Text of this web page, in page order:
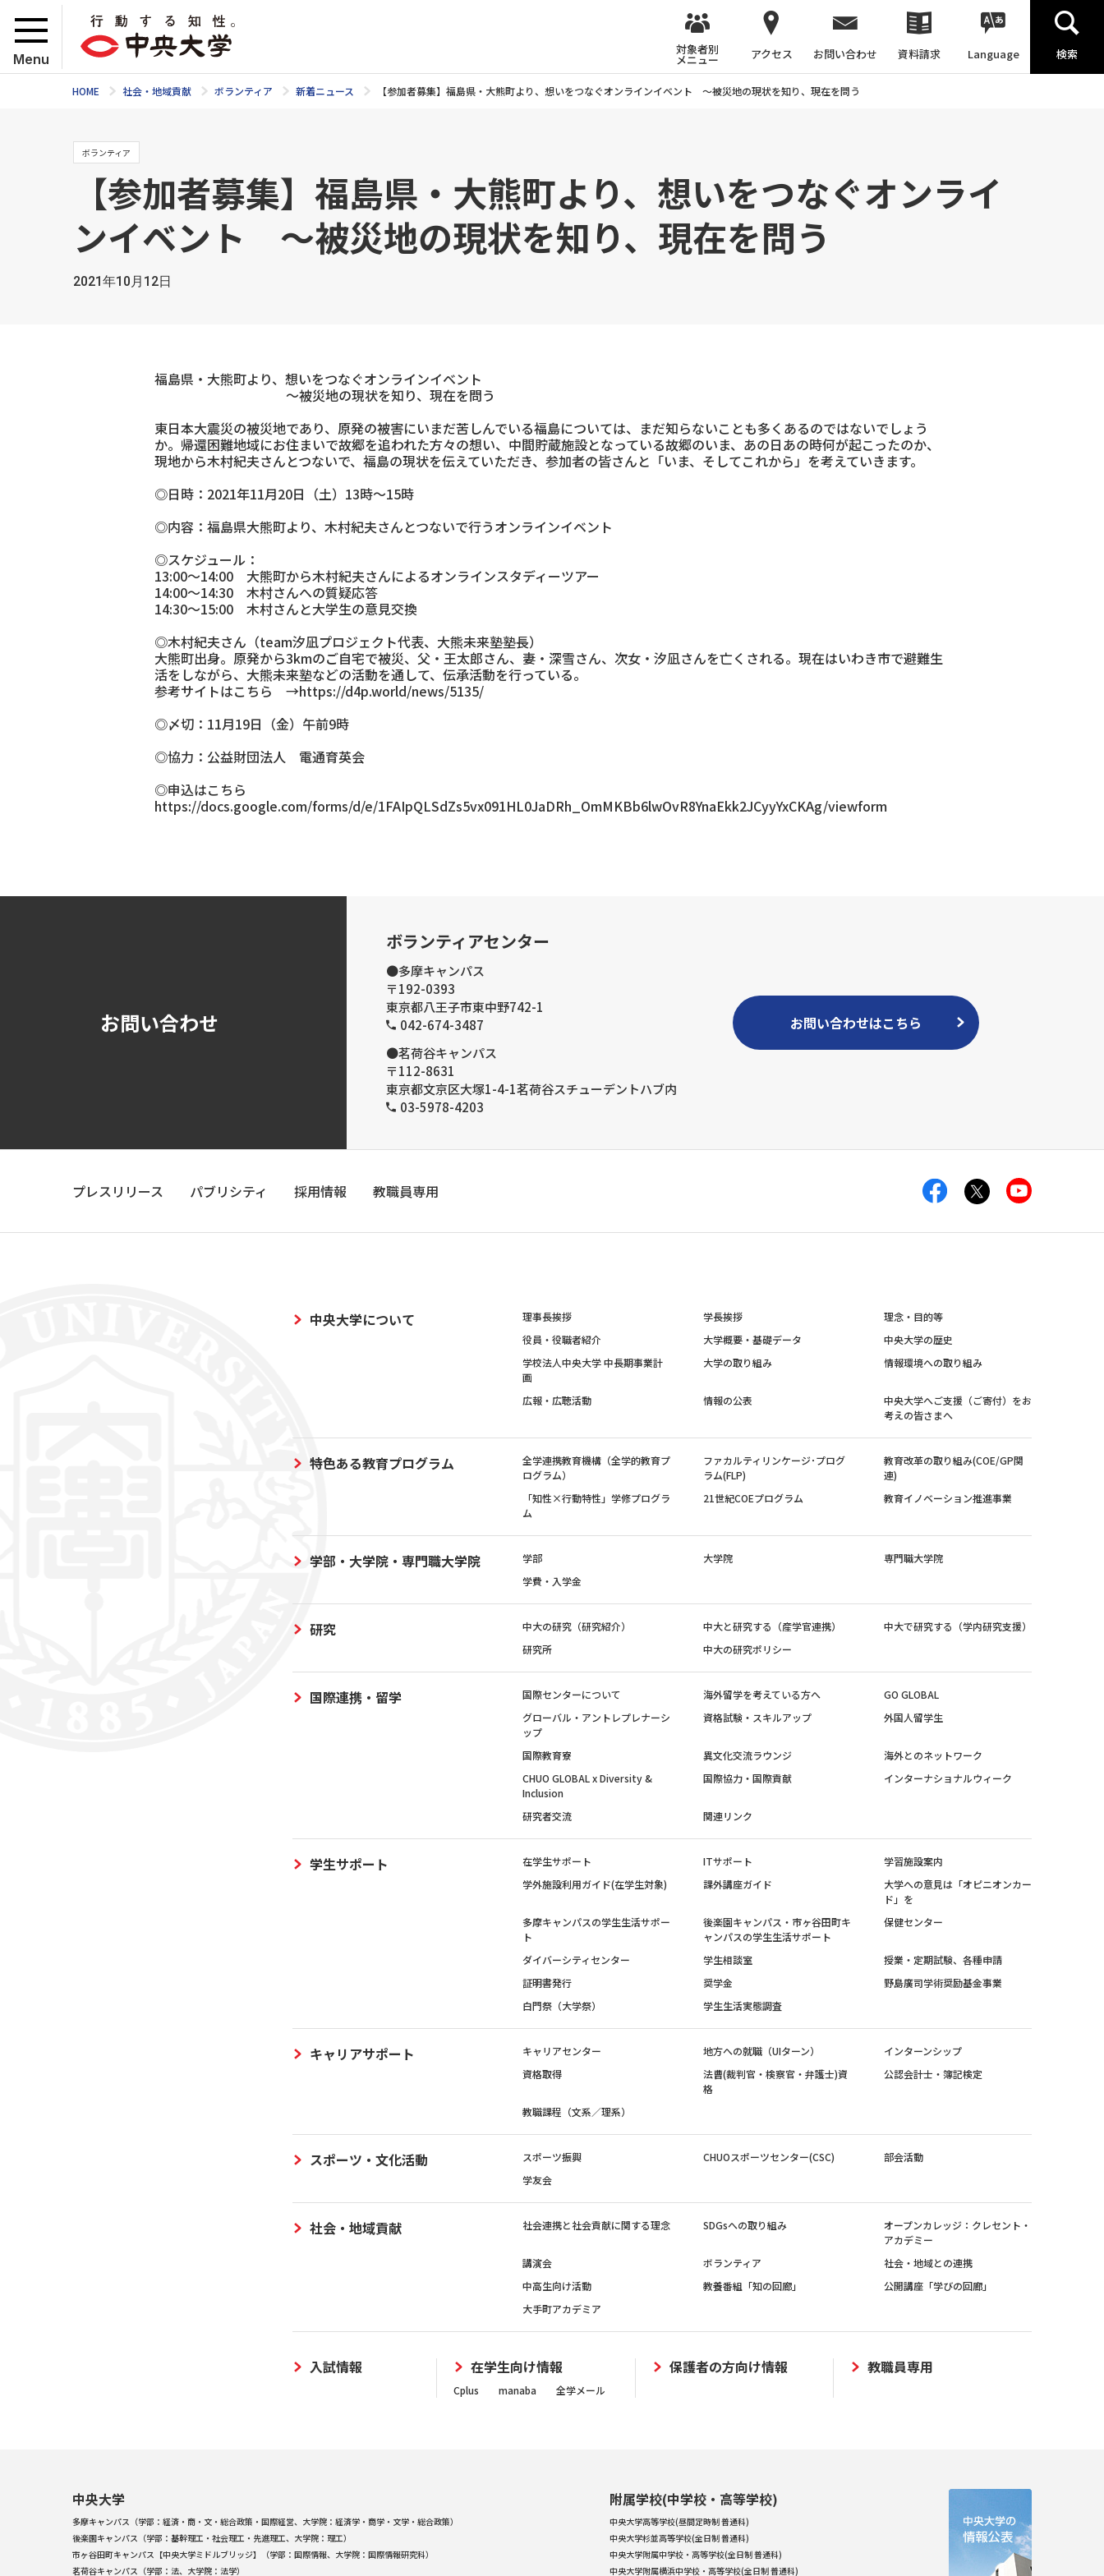
Menu
対象者別
メニュー アクセス お問い合わせ 資料請求 Language 検索
HOME 社会・地域貢献 ボランティア 新着ニュース 【参加者募集】福島県・大熊町より、想いをつなぐオンラインイベント ～被災地の現状を知り、現在を問う
ボランティア
【参加者募集】福島県・大熊町より、想いをつなぐオンライ
ンイベント ～被災地の現状を知り、現在を問う
2021年10月12日
福島県・大熊町より、想いをつなぐオンラインイベント
～被災地の現状を知り、現在を問う
東日本大震災の被災地であり、原発の被害にいまだ苦しんでいる福島については、まだ知らないことも多くあるのではないでしょう
か。帰還困難地域にお住まいで故郷を追われた方々の想い、中間貯蔵施設となっている故郷のいま、あの日あの時何が起こったのか、
現地から木村紀夫さんとつないで、福島の現状を伝えていただき、参加者の皆さんと「いま、そしてこれから」を考えていきます。
◎日時：2021年11月20日（土）13時～15時
◎内容：福島県大熊町より、木村紀夫さんとつないで行うオンラインイベント
◎スケジュール：
13:00～14:00 大熊町から木村紀夫さんによるオンラインスタディーツアー
14:00～14:30 木村さんへの質疑応答
14:30～15:00 木村さんと大学生の意見交換
◎木村紀夫さん（team汐凪プロジェクト代表、大熊未来塾塾長）
大熊町出身。原発から3kmのご自宅で被災、父・王太郎さん、妻・深雪さん、次女・汐凪さんを亡くされる。現在はいわき市で避難生
活をしながら、大熊未来塾などの活動を通して、伝承活動を行っている。
参考サイトはこちら →https://d4p.world/news/5135/
◎〆切：11月19日（金）午前9時
◎協力：公益財団法人 電通育英会
◎申込はこちら
https://docs.google.com/forms/d/e/1FAIpQLSdZs5vx091HL0JaDRh_OmMKBb6lwOvR8YnaEkk2JCyyYxCKAg/viewform
お問い合わせ
ボランティアセンター
●多摩キャンパス
〒192-0393
東京都八王子市東中野742-1
042-674-3487
●茗荷谷キャンパス
〒112-8631
東京都文京区大塚1-4-1茗荷谷スチューデントハブ内
03-5978-4203
お問い合わせはこちら
プレスリリース パブリシティ 採用情報 教職員専用
中央大学について 理事長挨拶 学長挨拶
理念・目的等
役員・役職者紹介
大学概要・基礎データ
中央大学の歴史
学校法人中央大学 中長期事業計
画
大学の取り組み 情報環境への取り組み
広報・広聴活動 情報の公表
中央大学へご支援（ご寄付）をお
考えの皆さまへ
特色ある教育プログラム
全学連携教育機構（全学的教育プ
ログラム）
ファカルティリンケージ･プログ
ラム(FLP)
教育改革の取り組み(COE/GP関
連)
「知性×行動特性」学修プログラ
ム
21世紀COEプログラム 教育イノベーション推進事業
学部・大学院・専門職大学院 学部 大学院
専門職大学院
学費・入学金
研究 中大の研究（研究紹介） 中大と研究する（産学官連携）
中大で研究する（学内研究支援）
研究所
中大の研究ポリシー
国際連携・留学 国際センターについて 海外留学を考えている方へ
GO GLOBAL
グローバル・アントレプレナーシ
ップ
資格試験・スキルアップ 外国人留学生
国際教育寮 異文化交流ラウンジ
海外とのネットワーク
CHUO GLOBAL x Diversity &
Inclusion
国際協力・国際貢献 インターナショナルウィーク
研究者交流 関連リンク
学生サポート 在学生サポート ITサポート
学習施設案内
学外施設利用ガイド(在学生対象)
課外講座ガイド
大学への意見は「オピニオンカー
ド」を
多摩キャンパスの学生生活サポー
ト
後楽園キャンパス・市ヶ谷田町キ
ャンパスの学生生活サポート
保健センター
ダイバーシティセンター 学生相談室
授業・定期試験、各種申請
証明書発行
奨学金
野島廣司学術奨励基金事業
白門祭（大学祭）
学生生活実態調査
キャリアサポート キャリアセンター 地方への就職（UIターン）
インターンシップ
資格取得
法曹(裁判官・検察官・弁護士)資
格
公認会計士・簿記検定
教職課程（文系／理系）
スポーツ・文化活動 スポーツ振興 CHUOスポーツセンター(CSC)
部会活動
学友会
社会・地域貢献 社会連携と社会貢献に関する理念 SDGsへの取り組み
オープンカレッジ：クレセント・
アカデミー
講演会
ボランティア
社会・地域との連携
中高生向け活動
教養番組「知の回廊」
公開講座「学びの回廊」
大手町アカデミア
入試情報 在学生向け情報
Cplus manaba 全学メール
保護者の方向け情報 教職員専用
中央大学
多摩キャンパス（学部：経済・商・文・総合政策・国際経営、大学院：経済学・商学・文学・総合政策）
後楽園キャンパス（学部：基幹理工・社会理工・先進理工、大学院：理工）
市ヶ谷田町キャンパス【中央大学ミドルブリッジ】（学部：国際情報、大学院：国際情報研究科）
茗荷谷キャンパス（学部：法、大学院：法学）
附属学校(中学校・高等学校)
中央大学高等学校(昼間定時制 普通科)
中央大学杉並高等学校(全日制 普通科)
中央大学附属中学校・高等学校(全日制 普通科)
中央大学附属横浜中学校・高等学校(全日制 普通科)